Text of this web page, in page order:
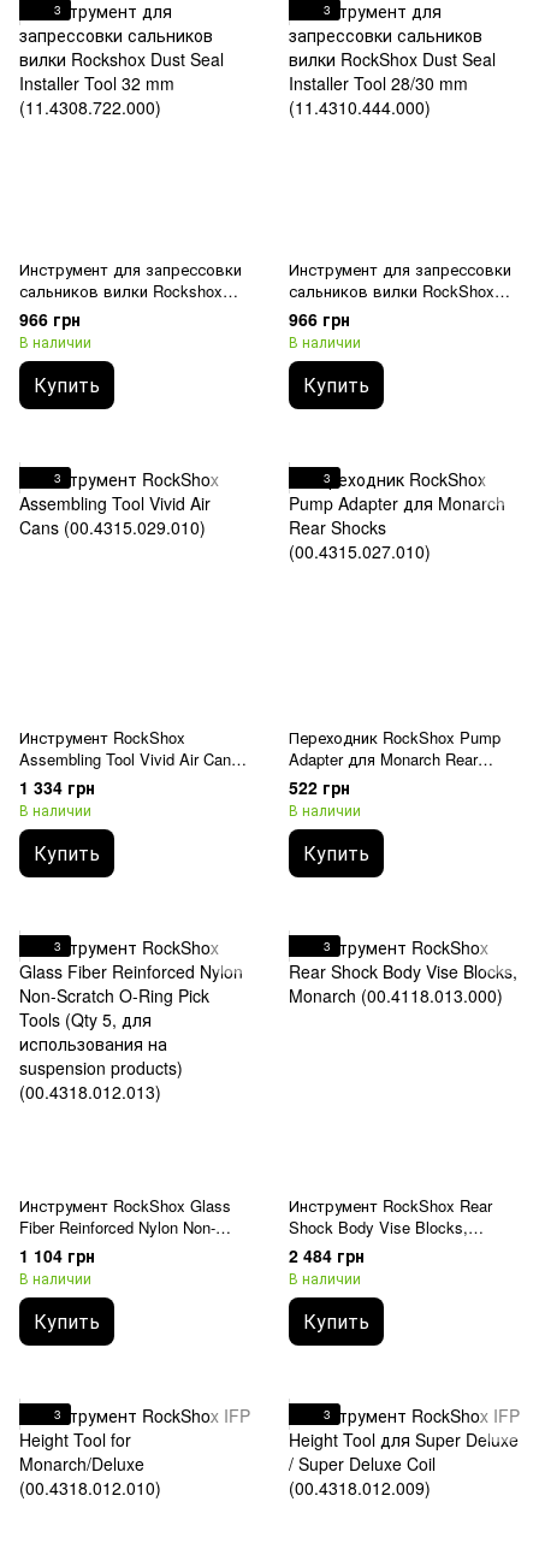
3
Инструмент для запрессовки
сальников вилки Rockshox
Dust Seal Installer Tool 32 mm
(11.4308.722.000)
966 грн
В наличии
Купить
3
Инструмент для запрессовки
сальников вилки RockShox
Dust Seal Installer Tool 28/30
mm (11.4310.444.000)
966 грн
В наличии
Купить
3
Инструмент RockShox
Assembling Tool Vivid Air Cans
(00.4315.029.010)
1 334 грн
В наличии
Купить
3
Переходник RockShox Pump
Adapter для Monarch Rear
Shocks (00.4315.027.010)
522 грн
В наличии
Купить
3
Инструмент RockShox Glass
Fiber Reinforced Nylon Non-
Scratch O-Ring Pick Tools (Qty
5, для использования на
suspension products)
(00.4318.012.013)
1 104 грн
В наличии
Купить
3
Инструмент RockShox Rear
Shock Body Vise Blocks,
Monarch (00.4118.013.000)
2 484 грн
В наличии
Купить
3 3